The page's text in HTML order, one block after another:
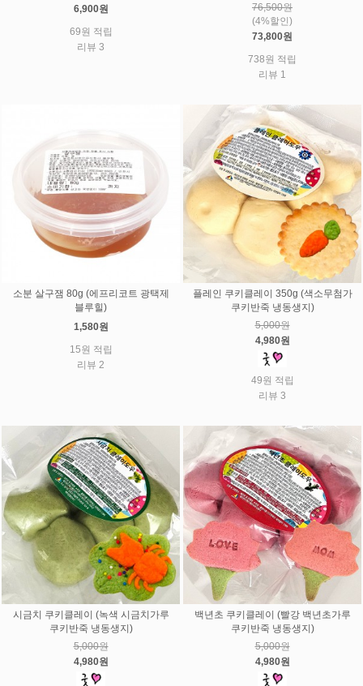
6,900원
69원 적립
리뷰 3
76,500원
(4%할인)
73,800원
738원 적립
리뷰 1
소분 살구잼 80g (에프리코트 광택제
블루힐)
1,580원
15원 적립
리뷰 2
플레인 쿠키클레이 350g (색소무첨가
쿠키반죽 냉동생지)
5,000원
4,980원
49원 적립
리뷰 3
시금치 쿠키클레이 (녹색 시금치가루
쿠키반죽 냉동생지)
5,000원
4,980원
백년초 쿠키클레이 (빨강 백년초가루
쿠키반죽 냉동생지)
5,000원
4,980원